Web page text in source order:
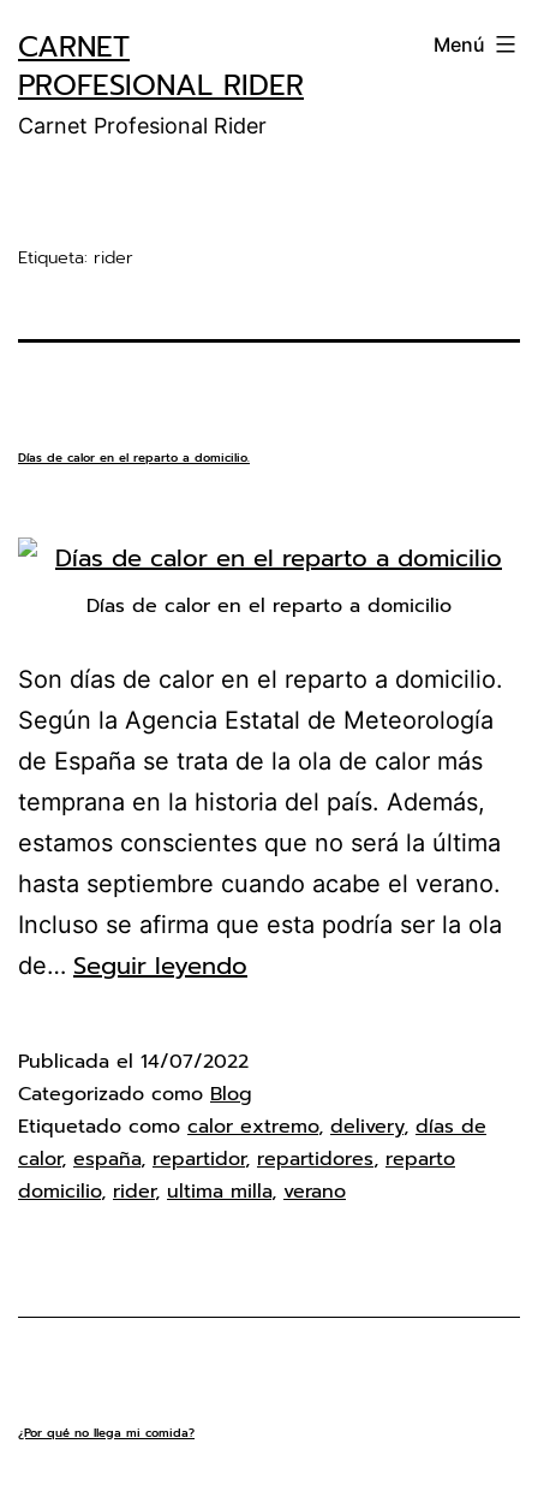
CARNET
PROFESIONAL RIDER
Carnet Profesional Rider
Menú
Etiqueta: rider
Días de calor en el reparto a domicilio.
Días de calor en el reparto a domicilio
Son días de calor en el reparto a domicilio.
Según la Agencia Estatal de Meteorología
de España se trata de la ola de calor más
temprana en la historia del país. Además,
estamos conscientes que no será la última
hasta septiembre cuando acabe el verano.
Incluso se afirma que esta podría ser la ola
de… Seguir leyendo
Publicada el 14/07/2022
Categorizado como Blog
Etiquetado como calor extremo, delivery, días de
calor, españa, repartidor, repartidores, reparto
domicilio, rider, ultima milla, verano
¿Por qué no llega mi comida?